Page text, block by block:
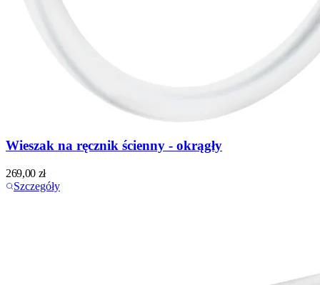
Wieszak na ręcznik ścienny - okrągły
269,00 zł
Szczegóły